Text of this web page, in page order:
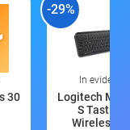
30
-29%
In evidenza
Logitech MX
S Tastiera
Wireless